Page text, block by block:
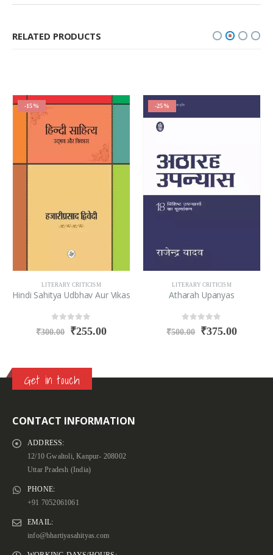
RELATED PRODUCTS
-15%
LITERARY CRITICISM
Hindi Sahitya Udbhav Aur Vikas
out of 5
₹300.00 ₹255.00
-25%
LITERARY CRITICISM
Atharah Upanyas
out of 5
₹500.00 ₹375.00
Get in touch
CONTACT INFORMATION
ADDRESS:
12/10 Gwaltoli, Kanpur- 208002
Uttar Pradesh (India)
PHONE:
+91 7052061061
EMAIL:
info@bhartiyasahityas.com